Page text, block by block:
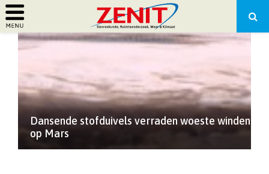
PRIMARY
Dansende stofduivels verraden woeste winden
op Mars